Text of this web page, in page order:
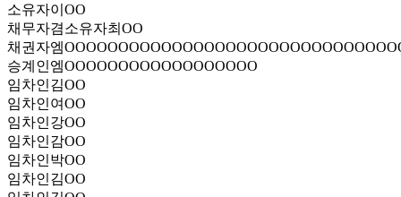
소유자이OO
채무자겸소유자최OO
채권자엠
승계인엠OOOOOOOOOOOOOOOOOO
임차인김OO
임차인여OO
임차인강OO
임차인감OO
임차인박OO
임차인김OO